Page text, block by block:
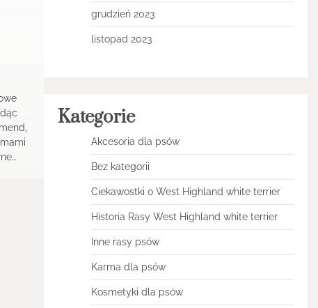
grudzień 2023
listopad 2023
Kategorie
Akcesoria dla psów
Bez kategorii
Ciekawostki o West Highland white terrier
Historia Rasy West Highland white terrier
Inne rasy psów
Karma dla psów
Kosmetyki dla psów